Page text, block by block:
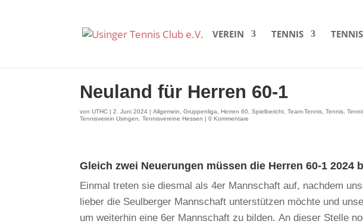
VEREIN TENNIS
Neuland für Herren 60-1
vonUTHC |2. Juni 2024 |Allgemein ,Gruppenliga ,Herren 60 ,Spielbericht ,Team-Tennis ,Tennis ,
Tennisverein Usingen
,Tennisvereine Hessen |0 Kommentare
Gleich zwei Neuerungen müssen die Herren 60-1 2024
Einmal treten sie diesmal als 4er Mannschaft auf, nachdem
lieber die Seulberger Mannschaft unterstützen möchte und
um weiterhin eine 6er Mannschaft zu bilden. An dieser Stelle